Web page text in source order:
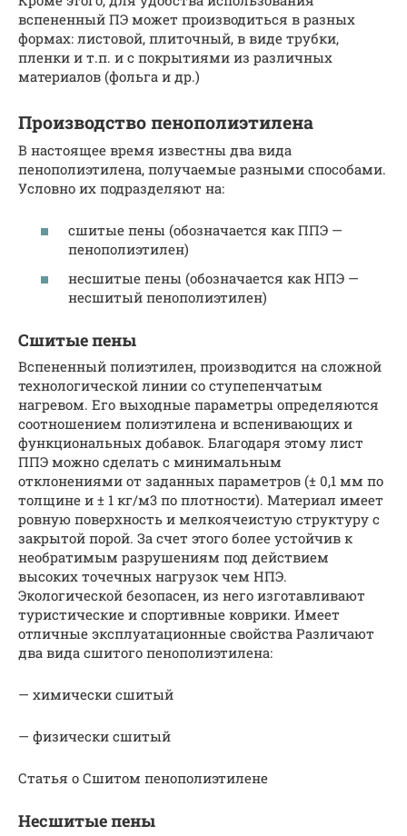
вспененный ПЭ может производиться в разных
формах: листовой, плиточный, в виде трубки,
пленки и т.п. и с покрытиями из различных
материалов (фольга и др.)
Производство пенополиэтилена
В настоящее время известны два вида
пенополиэтилена, получаемые разными способами.
Условно их подразделяют на:
сшитые пены (обозначается как ППЭ —
пенополиэтилен)
несшитые пены (обозначается как НПЭ —
несшитый пенополиэтилен)
Сшитые пены
Вспененный полиэтилен, производится на сложной
технологической линии со ступепенчатым
нагревом. Его выходные параметры определяются
соотношением полиэтилена и вспенивающих и
функциональных добавок. Благодаря этому лист
ППЭ можно сделать с минимальным
отклонениями от заданных параметров (± 0,1 мм по
толщине и ± 1 кг/м3 по плотности). Материал имеет
ровную поверхность и мелкоячеистую структуру с
закрытой порой. За счет этого более устойчив к
необратимым разрушениям под действием
высоких точечных нагрузок чем НПЭ.
Экологической безопасен, из него изготавливают
туристические и спортивные коврики. Имеет
отличные эксплуатационные свойства Различают
два вида сшитого пенополиэтилена:
— химически сшитый
— физически сшитый
Статья о Сшитом пенополиэтилене
Несшитые пены